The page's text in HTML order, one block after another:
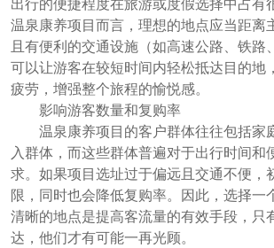
温泉康养项目而言，理想的地点应当距离
且有便利的交通设施（如高速公路、铁路
可以让游客在较短时间内轻松抵达目的地
疲劳，增强整个旅程的愉悦感。
影响游客数量和复购率
温泉康养项目的客户群体往往包括家
入群体，而这些群体普遍对于出行时间和
求。如果项目选址过于偏远且交通不便，
限，同时也会降低复购率。因此，选择一
清晰的地点是提高客流量的有效手段，只
达，他们才有可能一再光顾。